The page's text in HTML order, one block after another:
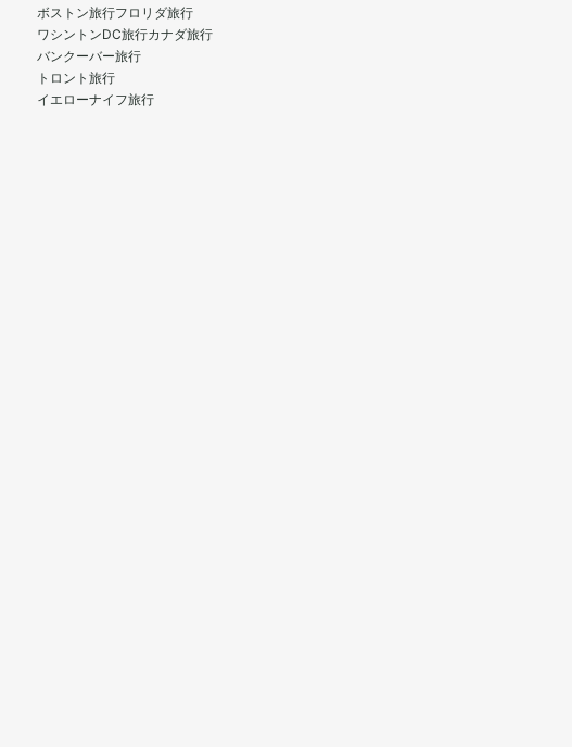
ボストン旅行フロリダ旅行
ワシントンDC旅行カナダ旅行
バンクーバー旅行
トロント旅行
イエローナイフ旅行